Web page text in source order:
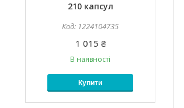
210 капсул
1224104735
1 015 ₴
В наявності
Купити